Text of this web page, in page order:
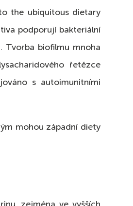
the ubiquitous dietary
podporují bakteriální
Tvorba biofilmu mnoha
řetězce
s autoimunitními
mohou západní diety